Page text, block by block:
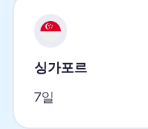
싱가포르
7일